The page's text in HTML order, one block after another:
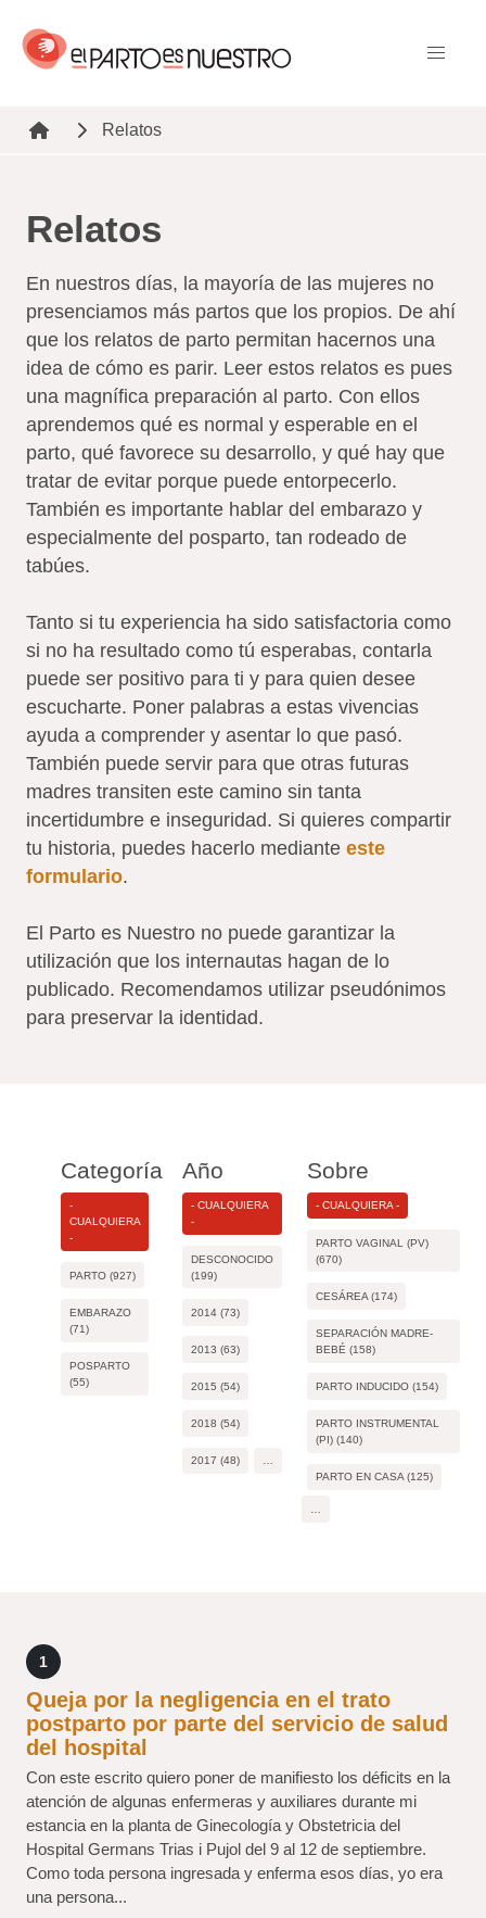
contenido
Ruta de navegación
Relatos
Relatos
En nuestros días, la mayoría de las mujeres no
presenciamos más partos que los propios. De ahí
que los relatos de parto permitan hacernos una
idea de cómo es parir. Leer estos relatos es pues
una magnífica preparación al parto. Con ellos
aprendemos qué es normal y esperable en el
parto, qué favorece su desarrollo, y qué hay que
tratar de evitar porque puede entorpecerlo.
También es importante hablar del embarazo y
especialmente del posparto, tan rodeado de
tabúes.
Tanto si tu experiencia ha sido satisfactoria como
si no ha resultado como tú esperabas, contarla
puede ser positivo para ti y para quien desee
escucharte. Poner palabras a estas vivencias
ayuda a comprender y asentar lo que pasó.
También puede servir para que otras futuras
madres transiten este camino sin tanta
incertidumbre e inseguridad. Si quieres compartir
tu historia, puedes hacerlo mediante este
formulario.
El Parto es Nuestro no puede garantizar la
utilización que los internautas hagan de lo
publicado. Recomendamos utilizar pseudónimos
para preservar la identidad.
Categoría
-
CUALQUIERA
-
PARTO (927)
EMBARAZO
(71)
POSPARTO
(55)
Año
- CUALQUIERA
-
DESCONOCIDO
(199)
2014 (73)
2013 (63)
2015 (54)
2018 (54)
2017 (48) …
Sobre
- CUALQUIERA -
PARTO VAGINAL (PV)
(670)
CESÁREA (174)
SEPARACIÓN MADRE-
BEBÉ (158)
PARTO INDUCIDO (154)
PARTO INSTRUMENTAL
(PI) (140)
PARTO EN CASA (125)
1
Queja por la negligencia en el trato
postparto por parte del servicio de salud
del hospital
Con este escrito quiero poner de manifiesto los déficits en la
atención de algunas enfermeras y auxiliares durante mi
estancia en la planta de Ginecología y Obstetricia del
Hospital Germans Trias i Pujol del 9 al 12 de septiembre.
Como toda persona ingresada y enferma esos días, yo era
una persona...